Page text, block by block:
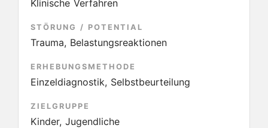
Klinische Verfahren
STÖRUNG / POTENTIAL
Trauma, Belastungsreaktionen
ERHEBUNGSMETHODE
Einzeldiagnostik, Selbstbeurteilung
ZIELGRUPPE
Kinder, Jugendliche